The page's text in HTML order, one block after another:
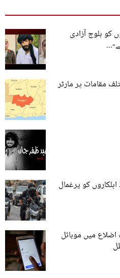
کو بلوچ آزادی
...
مقامات پر مارٹر
کو یرغمال
میں موبائل